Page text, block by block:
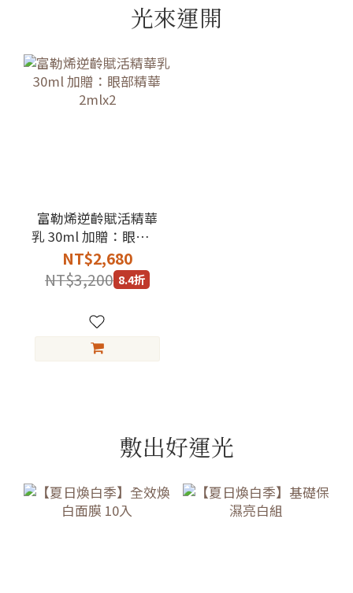
光來運開
富勒烯逆齡賦活精華
乳 30ml 加贈：眼部精
華2mlx2
NT$2,680
NT$3,200 8.4折
敷出好運光